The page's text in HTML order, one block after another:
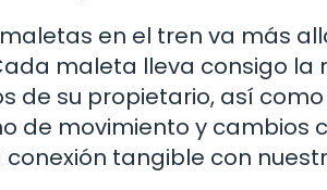
maletas en el tren va más
maleta lleva consigo
de su propietario, así
de movimiento y
tangible con